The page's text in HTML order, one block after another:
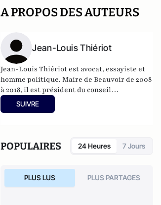
A PROPOS DES AUTEURS
Jean-Louis Thiériot
Jean-Louis Thiériot est avocat, essayiste et
homme politique. Maire de Beauvoir de 2008
à 2018, il est président du conseil
départemental de Seine-et-Marne début
2018 et député Les Républicains de Seine-et-
SUIVRE
POPULAIRES 24 Heures 7 Jours
PLUS LUS PLUS PARTAGES